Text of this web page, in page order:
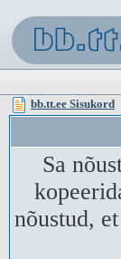
bb.tt.ee Sisukord
Sa
nõustud,